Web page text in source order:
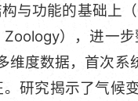
与功能的基础上
），进一
维度数据，首次系
研究揭示了气候